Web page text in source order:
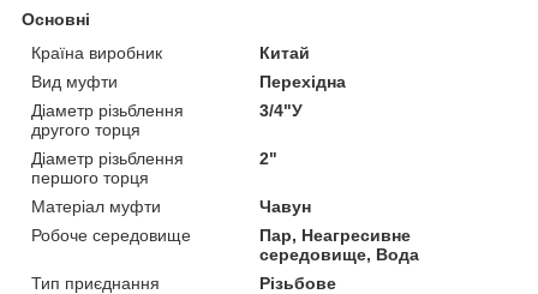
Основні
Країна виробник
Китай
Вид муфти
Перехідна
Діаметр різьблення
другого торця
3/4"У
Діаметр різьблення
першого торця
2"
Матеріал муфти
Чавун
Робоче середовище
Пар, Неагресивне
середовище, Вода
Тип приєднання
Різьбове